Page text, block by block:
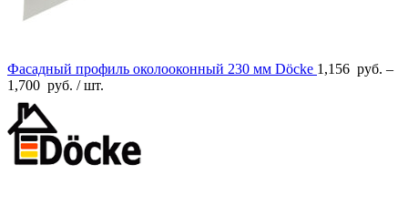
Фасадный профиль околооконный 230 мм Döcke 1,156 руб. –
1,700 руб. / шт.